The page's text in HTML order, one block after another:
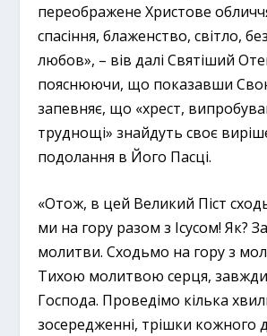
переображене Христове
спасіння, блаженство, світло,
любов», – вів далі Святіший
пояснюючи, що показавши Свою
запевняє, що «хрест,
труднощі» знайдуть своє
подолання в Його Пасці.
«Отож, в цей Великий Піст
ми на гору разом з Ісусом! Як?
молитви. Сходьмо на гору з
Тихою молитвою серця,
Господа. Проведімо кілька
зосередженні, трішки кожного